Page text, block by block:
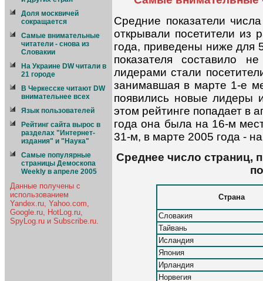
Доля москвичей
сокращается
Самые внимательные
читатели - снова из
Словакии
На Украине DW читали в
21 городе
В Черкесске читают DW
внимательнее всех
Язык пользователей
Рейтинг сайта вырос в
разделах "Интернет-
издания" и "Наука"
Самые популярные
страницы Демоскопа
Weekly в апреле 2005
Данные получены с
использованием
Yandex.ru, Yahoo.com,
Google.ru, HotLog.ru,
SpyLog.ru и Subscribe.ru.
Средние показатели
открывали посетители из
года, приведены ниже для
показателя
лидерами стали
занимавшая в марте 1-е
появились новые лидеры
этом рейтинге попадает в
года она была на 16-м
31-м, в марте 2005 года -
Среднее число страниц,
Страна
Словакия
Тайвань
Исландия
Япония
Ирландия
Норвегия